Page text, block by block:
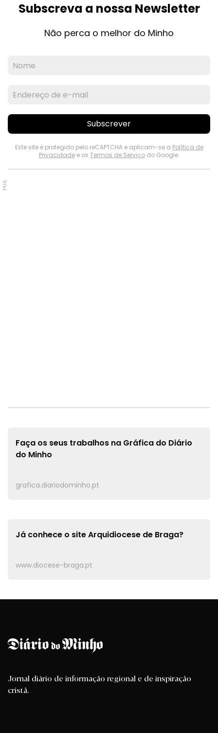
Subscreva a nossa Newsletter
Não perca o melhor do Minho
Subscrever
Este site é protegido pelo reCAPTCHA e aplicam-se a Política de
Privacidadee os Termos de Serviçodo Google.
PUB.
Faça os seus trabalhos na Gráfica do Diário
do Minho
grafica.diariodominho.pt
Já conhece o siteArquidiocese de Braga?
www.diocese-braga.pt
Jornal diário de informação regional e de inspiração
cristã.